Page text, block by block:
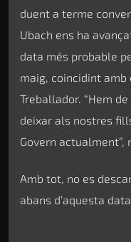
duent a terme
Ubach ens ha
data més probable
maig, coincidint
Treballador. “Hem
deixar als nostres
Govern actualment”,
Amb tot, no es
abans d’aquesta